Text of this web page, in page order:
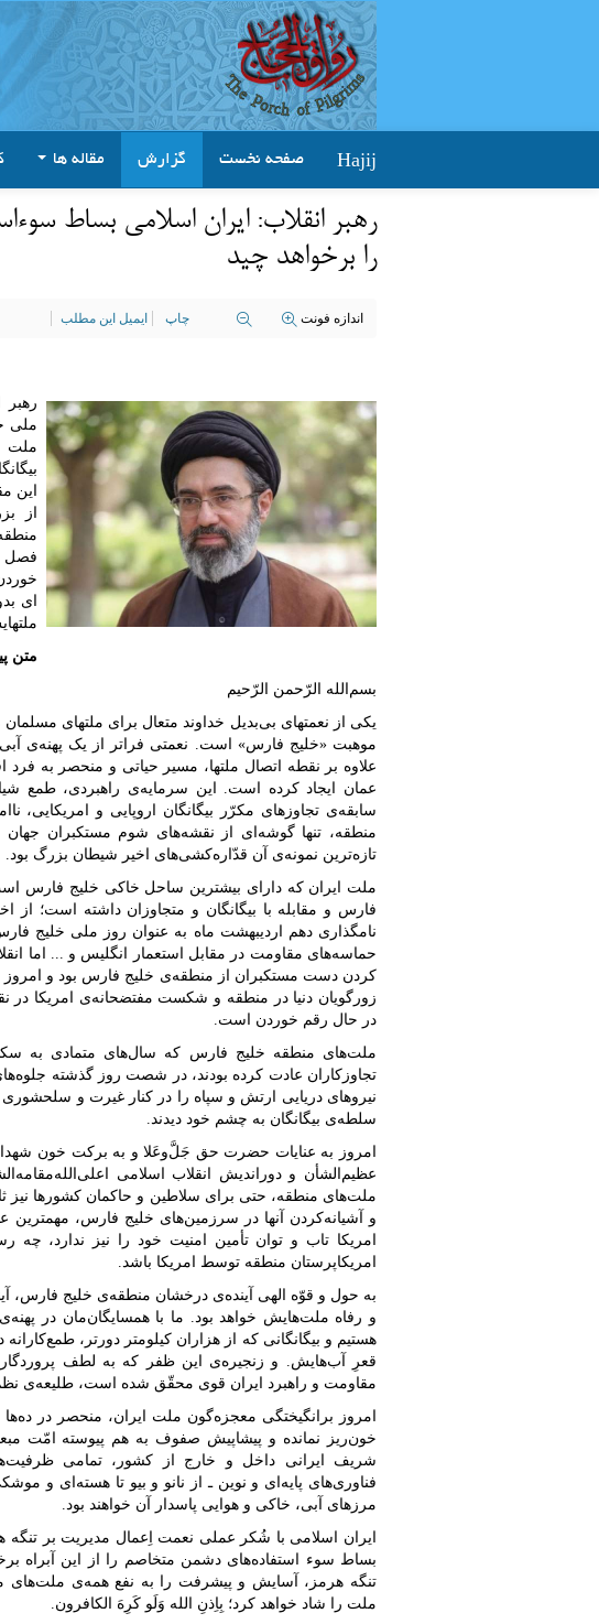
Hajij صفحه نخست گزارش مقاله ها
رهبر انقلاب: ایران اسلامی بساط
را برخواهد چید
اندازه فونت چاپ ایمیل این مطلب
رهبر
ملی
ملت
این
از
فصل
ای
متن
بسم‌الله الرّحمن الرّحیم
یکی از نعمتهای بی‌بدیل خداوند متعال برای ملتهای
موهبت «خلیج فارس» است. نعمتی فراتر از یک پهنه‌ی
علاوه بر نقطه اتصال ملتها، مسیر حیاتی و منحصر به
عمان ایجاد کرده است. این سرمایه‌ی راهبردی، طمع
سابقه‌ی تجاوزهای مکرّر بیگانگان اروپایی و امریکایی،
منطقه، تنها گوشه‌ای از نقشه‌های شوم مستکبران
تازه‌ترین نمونه‌ی آن قدّاره‌کشی‌های اخیر شیطان بزرگ بود.
ملت ایران که دارای بیشترین ساحل خاکی خلیج فارس
فارس و مقابله با بیگانگان و متجاوزان داشته است؛ از
نامگذاری دهم اردیبهشت ماه به عنوان روز ملی خلیج
حماسه‌های مقاومت در مقابل استعمار انگلیس و ... اما
کردن دست مستکبران از منطقه‌ی خلیج فارس بود و امروز
زورگویان دنیا در منطقه و شکست مفتضحانه‌ی امریکا
در حال رقم خوردن است.
ملت‌های منطقه خلیج فارس که سال‌های متمادی به
تجاوزکاران عادت کرده بودند، در شصت روز گذشته
نیروهای دریایی ارتش و سپاه را در کنار غیرت و
سلطه‌ی بیگانگان به چشم خود دیدند.
امروز به عنایات حضرت حق جَلَّ‌وعَلا و به برکت خون
عظیم‌الشأن و دوراندیش انقلاب اسلامی
ملت‌های منطقه، حتی برای سلاطین و حاکمان کشورها نیز
و آشیانه‌کردن آنها در سرزمین‌های خلیج فارس، مهمترین
امریکا تاب و توان تأمین امنیت خود را نیز ندارد، چه‌
امریکاپرستان منطقه توسط امریکا باشد.
به حول و قوّه الهی آینده‌ی درخشان منطقه‌ی خلیج فارس،
و رفاه ملت‌هایش خواهد بود. ما با همسایگان‌مان در
هستیم و بیگانگانی که از هزاران کیلومتر دورتر،
قعرِ آب‌هایش. و زنجیره‌ی این ظفر که به لطف
مقاومت و راهبرد ایران قوی محقّق شده است، طلیعه‌ی
امروز برانگیختگی معجزه‌گون ملت ایران، منحصر در
خون‌ریز نمانده و پیشاپیش صفوف به هم پیوسته امّت
شریف ایرانی داخل و خارج از کشور، تمامی
فناوری‌های پایه‌ای و نوین ـ از نانو و بیو تا هسته‌ای
مرزهای آبی، خاکی و هوایی پاسدار آن خواهند بود.
ایران اسلامی با شُکر عملی نعمت اِعمال مدیریت بر
بساط سوء استفاده‌های دشمن متخاصم را از این آبراه
تنگه هرمز، آسایش و پیشرفت را به نفع همه‌ی ملت‌های
ملت را شاد خواهد کرد؛ بِاِذنِ الله وَلَو کَرِهَ الکافرون.